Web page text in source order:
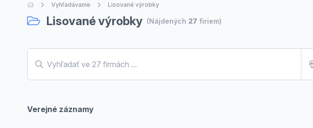
Úvodná stránka
Vyhľadávanie Lisované výrobky
Lisované výrobky (Nájdených 27 firiem)
Verejné záznamy